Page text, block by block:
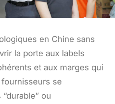
en Chine sans
la porte aux labels
et aux marges qui
se
ou